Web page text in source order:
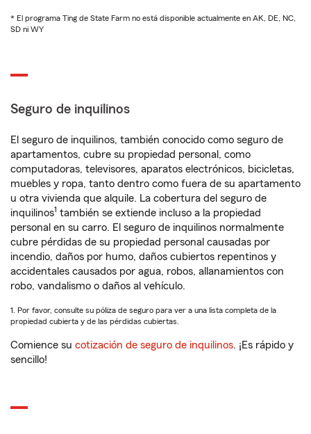
* El programa Ting de State Farm no está disponible actualmente en AK, DE, NC,
SD ni WY
Seguro de inquilinos
El seguro de inquilinos, también conocido como seguro de
apartamentos, cubre su propiedad personal, como
computadoras, televisores, aparatos electrónicos, bicicletas,
muebles y ropa, tanto dentro como fuera de su apartamento
u otra vivienda que alquile. La cobertura del seguro de
inquilinos1 también se extiende incluso a la propiedad
personal en su carro. El seguro de inquilinos normalmente
cubre pérdidas de su propiedad personal causadas por
incendio, daños por humo, daños cubiertos repentinos y
accidentales causados por agua, robos, allanamientos con
robo, vandalismo o daños al vehículo.
1. Por favor, consulte su póliza de seguro para ver a una lista completa de la
propiedad cubierta y de las pérdidas cubiertas.
Comience su cotización de seguro de inquilinos. ¡Es rápido y
sencillo!